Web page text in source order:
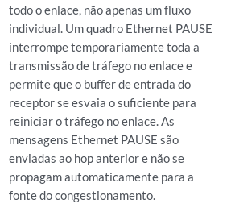
todo o enlace, não apenas um fluxo
individual. Um quadro Ethernet PAUSE
interrompe temporariamente toda a
transmissão de tráfego no enlace e
permite que o buffer de entrada do
receptor se esvaia o suficiente para
reiniciar o tráfego no enlace. As
mensagens Ethernet PAUSE são
enviadas ao hop anterior e não se
propagam automaticamente para a
fonte do congestionamento.